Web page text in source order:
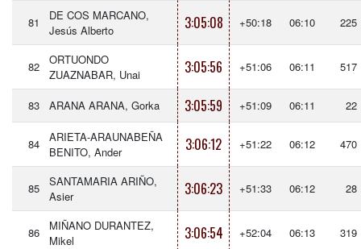
81
DE COS MARCANO,
Jesús Alberto
3:05:08 +50:18 06:10 225
82
ORTUONDO
ZUAZNABAR, Unai
3:05:56 +51:06 06:11 517
83 ARANA ARANA, Gorka 3:05:59 +51:09 06:11 22
84
ARIETA-ARAUNABEÑA
BENITO, Ander
3:06:12 +51:22 06:12 470
85
SANTAMARIA ARIÑO,
Asier
3:06:23 +51:33 06:12 28
86
MIÑANO DURANTEZ,
Mikel
3:06:54 +52:04 06:13 319